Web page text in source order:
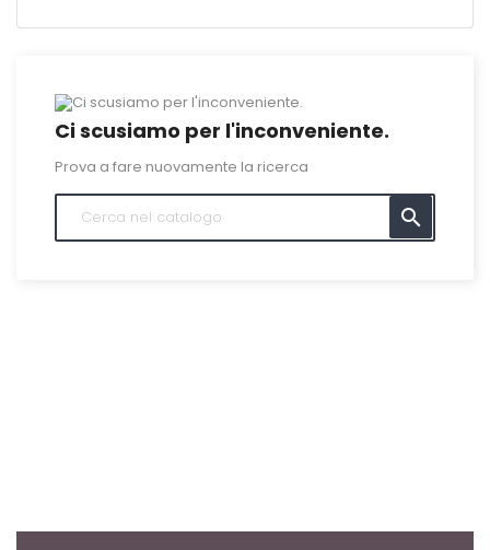
Ci scusiamo per l'inconveniente.
Prova a fare nuovamente la ricerca
